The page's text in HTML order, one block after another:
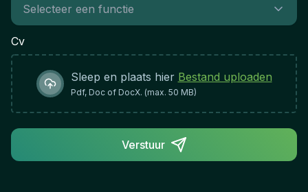
Success:This role is central to maintaining
organizational integrity and regulatory compliance
across a diverse portfolio. Success is measured by
of risk identification, and the tangible contribution
to governance maturity and stakeholder
confidence.
Cv
Sleep en plaats hier Bestand uploaden
Pdf, Doc of DocX. (max. 50 MB)
Verstuur